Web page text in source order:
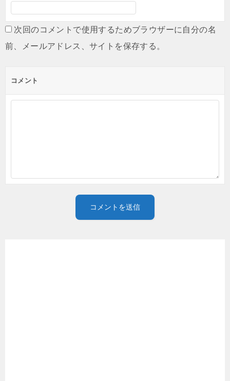
次回のコメントで使用するためブラウザーに自分の名
前、メールアドレス、サイトを保存する。
コメント